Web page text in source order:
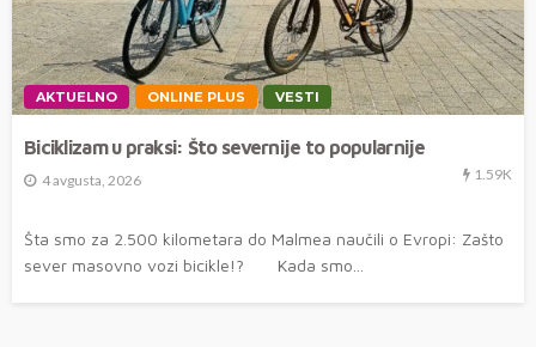
AKTUELNO ONLINE PLUS VESTI
Biciklizam u praksi: Što severnije to popularnije
4 avgusta, 2026 1.59K
Šta smo za 2.500 kilometara do Malmea naučili o Evropi: Zašto
sever masovno vozi bicikle!? Kada smo...